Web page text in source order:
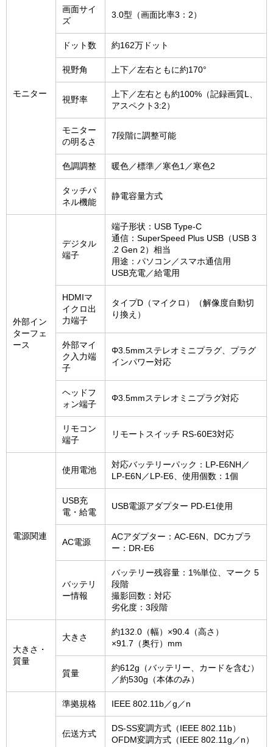
モニター
画面サイ
ズ
3.0型（画面比率3：2）
ドット数 約162万ドット
視野角 上下／左右ともに約170°
視野率
上下／左右とも約100%（記録画質L、
アスペクト3:2）
モニター
の明るさ
7段階に調整可能
色調調整 暖色／標準／寒色1／寒色2
タッチパ
ネル機能
静電容量方式
外部イン
ターフェ
ース
デジタル
端子
端子形状：USB Type-C
通信：SuperSpeed Plus USB（USB 3
.2 Gen 2）相当
用途：パソコン／スマホ通信用
USB充電／給電用
HDMIマ
イクロ出
力端子
タイプD（マイクロ）（解像度自動切
り換え）
外部マイ
ク入力端
子
Φ3.5mmステレオミニプラグ、プラグ
インパワー対応
ヘッドフ
ォン端子
Φ3.5mmステレオミニプラグ対応
リモコン
端子
リモートスイッチ RS-60E3対応
電源関連
使用電池
対応バッテリーパック：LP-E6NH／
LP-E6N／LP-E6、使用個数：1個
USB充
電・給電
USB電源アダプター PD-E1使用
AC電源
ACアダプター：AC-E6N、DCカプラ
ー：DR-E6
バッテリ
ー情報
バッテリー残容量：1%単位、マーク 5
段階
撮影回数：対応
劣化度：3段階
大きさ・
質量
大きさ
約132.0（幅）×90.4（高さ）
×91.7（奥行）mm
質量
約612g（バッテリー、カードを含む）
／約530g（本体のみ）
準拠規格 IEEE 802.11b／g／n
伝送方式
DS-SS変調方式（IEEE 802.11b）
OFDM変調方式（IEEE 802.11g／n）